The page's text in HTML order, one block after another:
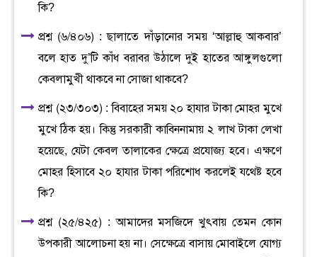
কি?
প্রশ্ন (৬/৪০৬) : ছালাতে দাঁড়ানোর সময় ‘আল্লাহু আকবার’
বলে হাত দু’টি কাঁধ বরাবর উঠালে দুই হাতের আঙ্গুলগুলো
কেবলামুখী থাকবে না সোজা থাকবে?
প্রশ্ন (২৩/৩০৩) : বিবাহের সময় ২০ হাযার টাকা মোহর মুখে
মুখে ঠিক হয়। কিন্তু সরকারী কাবিননামায় ২ লাখ টাকা লেখা
হয়েছে, যেটা কেবল তালাকের ক্ষেত্রে প্রযোজ্য হবে। এক্ষণে
মোহর হিসাবে ২০ হাযার টাকা পরিশোধ করলেই যথেষ্ট হবে
কি?
প্রশ্ন (২৫/৪২৫) : আমাদের মসজিদে খুৎবায় তেমন কোন
উপকারী আলোচনা হয় না। সেক্ষেত্রে বাসায় মোবাইলে যোগ্য